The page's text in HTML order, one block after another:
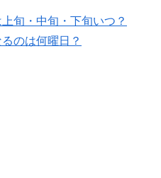
旬・中旬・下旬いつ？
のは何曜日？